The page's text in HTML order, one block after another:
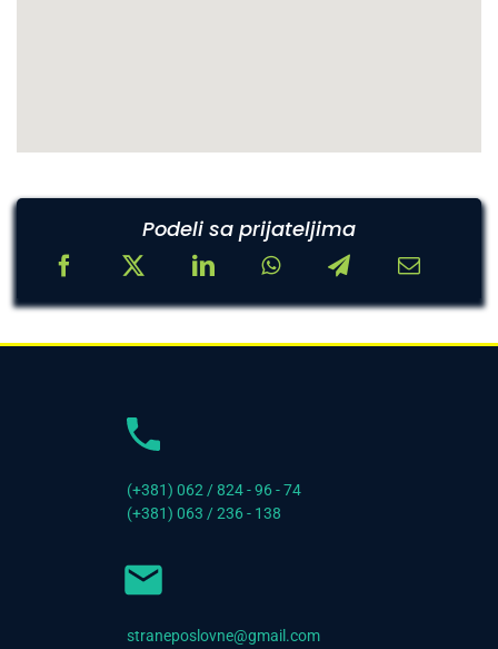
Podeli sa prijateljima
(+381) 062 / 824 - 96 - 74
(+381) 063 / 236 - 138
straneposlovne@gmail.com